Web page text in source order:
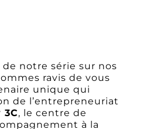
notre série sur nos
ravis de vous
unique qui
de l’entrepreneuriat
3C, le centre de
à la